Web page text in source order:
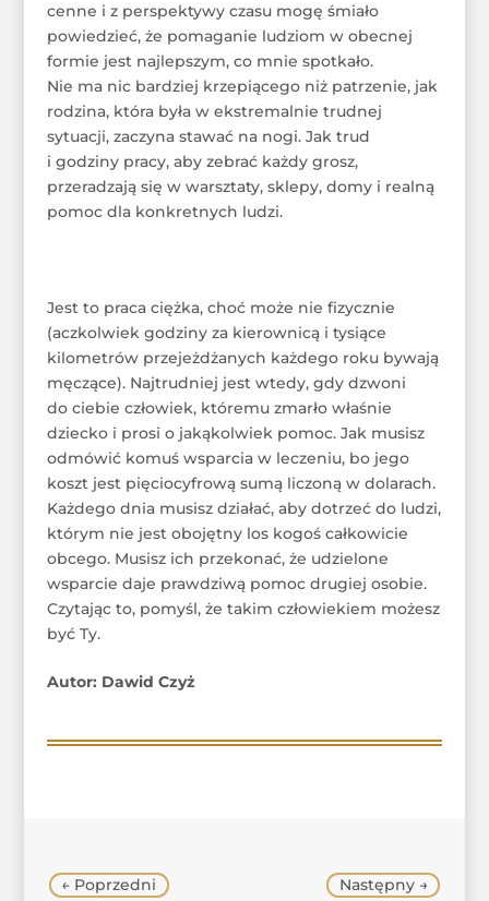
cenne i z perspektywy czasu mogę śmiało
powiedzieć, że pomaganie ludziom w obecnej
formie jest najlepszym, co mnie spotkało.
Nie ma nic bardziej krzepiącego niż patrzenie, jak
rodzina, która była w ekstremalnie trudnej
sytuacji, zaczyna stawać na nogi. Jak trud
i godziny pracy, aby zebrać każdy grosz,
przeradzają się w warsztaty, sklepy, domy i realną
pomoc dla konkretnych ludzi.
Jest to praca ciężka, choć może nie fizycznie
(aczkolwiek godziny za kierownicą i tysiące
kilometrów przejeżdżanych każdego roku bywają
męczące). Najtrudniej jest wtedy, gdy dzwoni
do ciebie człowiek, któremu zmarło właśnie
dziecko i prosi o jakąkolwiek pomoc. Jak musisz
odmówić komuś wsparcia w leczeniu, bo jego
koszt jest pięciocyfrową sumą liczoną w dolarach.
Każdego dnia musisz działać, aby dotrzeć do ludzi,
którym nie jest obojętny los kogoś całkowicie
obcego. Musisz ich przekonać, że udzielone
wsparcie daje prawdziwą pomoc drugiej osobie.
Czytając to, pomyśl, że takim człowiekiem możesz
być Ty.
Autor: Dawid Czyż
← Poprzedni Następny→